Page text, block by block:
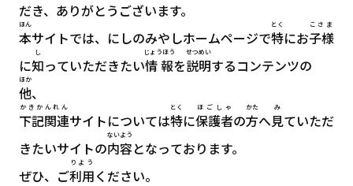
だき、ありがとうございます。
本
ほん
サイトでは、にしのみやしホームページで特
とく
にお子様
こさま
に知
し
っていただきたい情報
じょうほう
を説明
せつめい
するコンテンツの
他
ほか
、
下記関連
かきかんれん
サイトについては特
とく
に保護者
ほごしゃ
の方
かた
へ見
み
ていただ
きたいサイトの内容
ないよう
となっております。
ぜひ、ご利用
りよう
ください。